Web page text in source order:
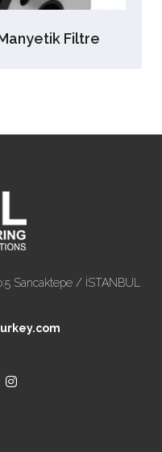
Filtre
Sancaktepe / İSTANBUL